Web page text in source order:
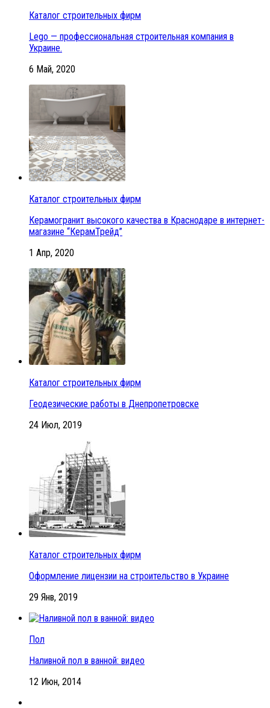
Каталог строительных фирм
Lego — профессиональная строительная компания в
Украине.
6 Май, 2020
Каталог строительных фирм
Керамогранит высокого качества в Краснодаре в интернет-
магазине “КерамТрейд”
1 Апр, 2020
Каталог строительных фирм
Геодезические работы в Днепропетровске
24 Июл, 2019
Каталог строительных фирм
Оформление лицензии на строительство в Украине
29 Янв, 2019
Пол
Наливной пол в ванной: видео
12 Июн, 2014